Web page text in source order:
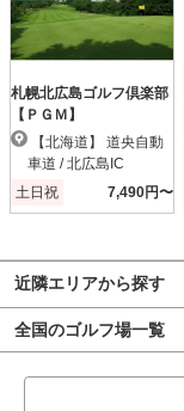
札幌北広島ゴルフ倶楽部
【ＰＧＭ】
車道 / 北広島IC
土日祝
7,490円〜
近隣エリアから探す
全国のゴルフ場一覧